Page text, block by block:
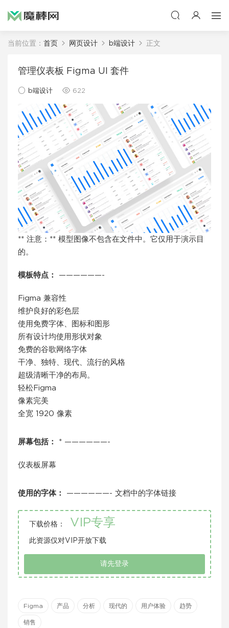
当前位置： 首页 网页设计 b端设计 正文
管理仪表板 Figma UI 套件
b端设计 622
** 注意：** 模型图像不包含在文件中。它仅用于演示目
的。
模板特点： ——————-
Figma 兼容性
维护良好的彩色层
使用免费字体、图标和图形
所有设计均使用形状对象
免费的谷歌网络字体
干净、独特、现代、流行的风格
超级清晰干净的布局。
轻松Figma
像素完美
全宽 1920 像素
屏幕包括： * ——————-
仪表板屏幕
使用的字体： ——————- 文档中的字体链接
下载价格： VIP专享
此资源仅对VIP开放下载
请先登录
Figma 产品 分析 现代的 用户体验 趋势
销售